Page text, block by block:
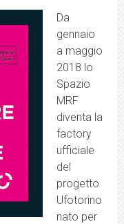
Da
gennaio
a maggio
2018 lo
Spazio
MRF
diventa la
factory
ufficiale
del
progetto
Ufotorino
nato per